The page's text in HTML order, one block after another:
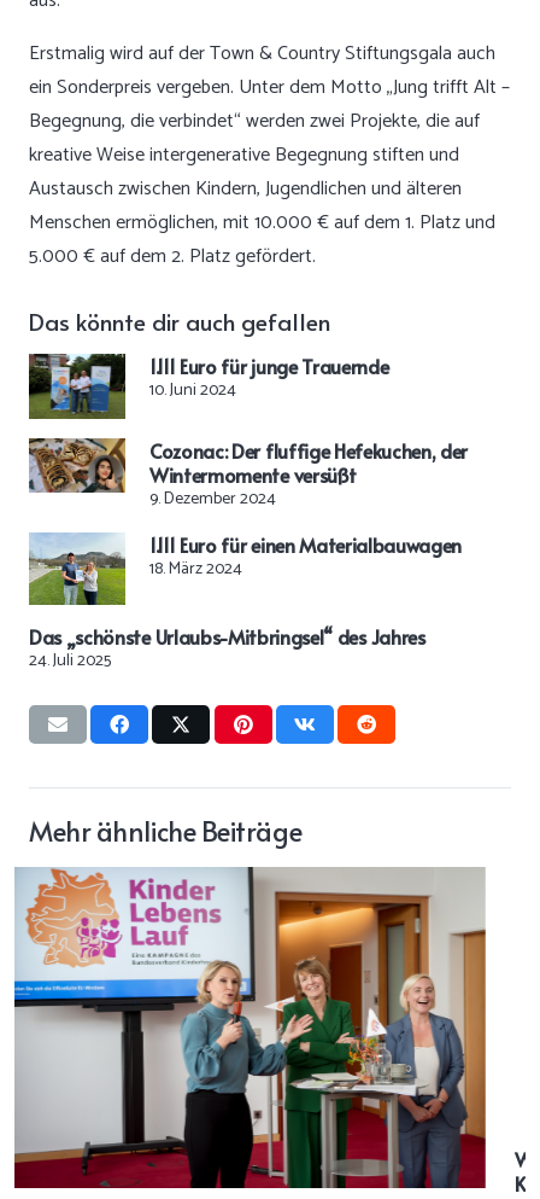
Erstmalig wird auf der Town & Country Stiftungsgala auch
ein Sonderpreis vergeben. Unter dem Motto „Jung trifft Alt –
Begegnung, die verbindet“ werden zwei Projekte, die auf
kreative Weise intergenerative Begegnung stiften und
Austausch zwischen Kindern, Jugendlichen und älteren
Menschen ermöglichen, mit 10.000 € auf dem 1. Platz und
5.000 € auf dem 2. Platz gefördert.
Das könnte dir auch gefallen
1.111 Euro für junge Trauernde
10. Juni 2024
Cozonac: Der fluffige Hefekuchen, der
Wintermomente versüßt
9. Dezember 2024
1.111 Euro für einen Materialbauwagen
18. März 2024
Das „schönste Urlaubs-Mitbringsel“ des Jahres
24. Juli 2025
Mehr ähnliche Beiträge
Wärme und Hoffnung im Winter: Unionhilfswerk eröffnet
Kältehilfeunterkunft